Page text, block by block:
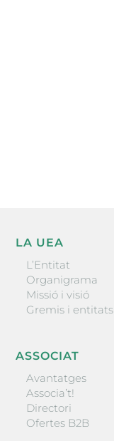
LA UEA
L’Entitat
Organigrama
Missió i visió
Gremis i entitats
ASSOCIAT
Avantatges
Associa’t!
Directori
Ofertes B2B